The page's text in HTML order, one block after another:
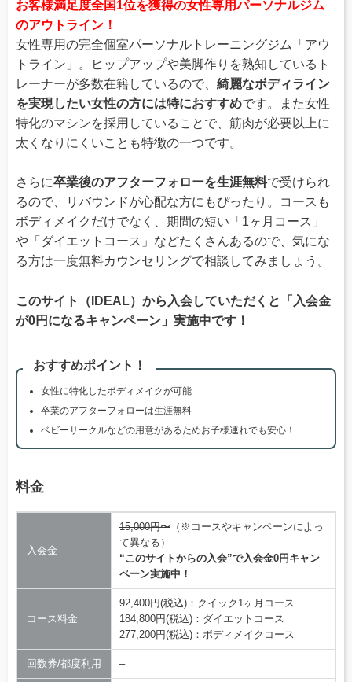
お客様満足度全国1位を獲得の女性専用パーソナルジム
のアウトライン！
女性専用の完全個室パーソナルトレーニングジム「アウ
トライン」。ヒップアップや美脚作りを熟知しているト
レーナーが多数在籍しているので、 綺麗なボディライン
を実現したい女性の方には特におすすめです。また女性
特化のマシンを採用していることで、筋肉が必要以上に
太くなりにくいことも特徴の一つです。
さらに卒業後のアフターフォローを生涯無料で受けられ
るので、リバウンドが心配な方にもぴったり。コースも
ボディメイクだけでなく、期間の短い「1ヶ月コース」
や「ダイエットコース」などたくさんあるので、気にな
る方は一度無料カウンセリングで相談してみましょう。
このサイト（IDEAL）から入会していただくと「入会金
が0円になるキャンペーン」実施中です！
おすすめポイント！
女性に特化したボディメイクが可能
卒業のアフターフォローは生涯無料
ベビーサークルなどの用意があるためお子様連れでも安心！
料金
入会金
15,000円〜 （※コースやキャンペーンによっ
て異なる）
“このサイトからの入会”で入会金0円キャン
ペーン実施中！
コース料金
92,400円(税込)：クイック1ヶ月コース
184,800円(税込)：ダイエットコース
277,200円(税込)：ボディメイクコース
回数券/都度利用 –